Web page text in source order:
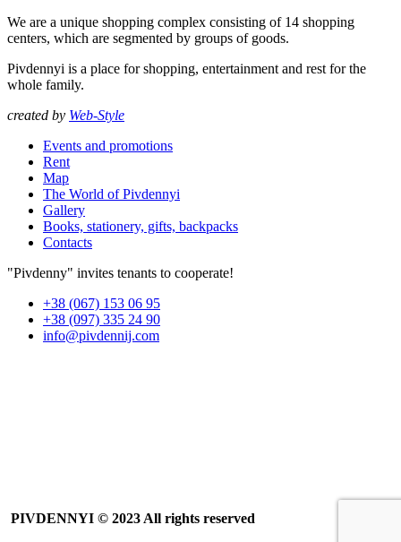
We are a unique shopping complex consisting of 14 shopping
centers, which are segmented by groups of goods.
Pivdennyi is a place for shopping, entertainment and rest for the
whole family.
created by Web-Style
Events and promotions
Rent
Map
The World of Pivdennyi
Gallery
Books, stationery, gifts, backpacks
Contacts
"Pivdenny" invites tenants to cooperate!
+38 (067) 153 06 95
+38 (097) 335 24 90
info@pivdennij.com
PIVDENNYI © 2023 All rights reserved